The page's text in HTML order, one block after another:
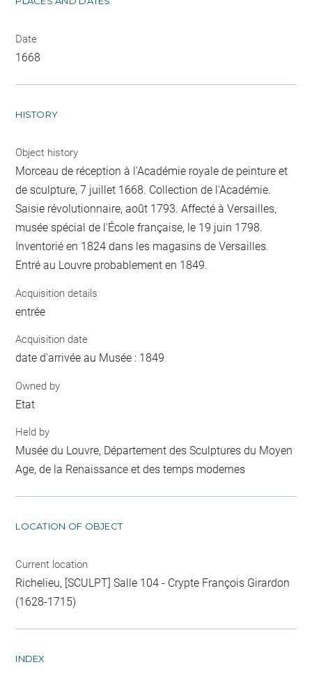
Date
1668
HISTORY
Object history
Morceau de réception à l'Académie royale de peinture et
de sculpture, 7 juillet 1668. Collection de l'Académie.
Saisie révolutionnaire, août 1793. Affecté à Versailles,
musée spécial de l'École française, le 19 juin 1798.
Inventorié en 1824 dans les magasins de Versailles.
Entré au Louvre probablement en 1849.
Acquisition details
entrée
Acquisition date
date d'arrivée au Musée : 1849
Owned by
Etat
Held by
Musée du Louvre, Département des Sculptures du Moyen
Age, de la Renaissance et des temps modernes
LOCATION OF OBJECT
Current location
Richelieu, [SCULPT] Salle 104 - Crypte François Girardon
(1628-1715)
INDEX